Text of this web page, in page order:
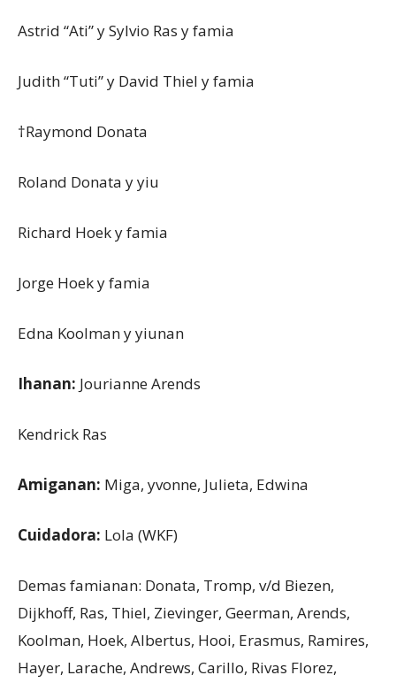
Astrid “Ati” y Sylvio Ras y famia
Judith “Tuti” y David Thiel y famia
†Raymond Donata
Roland Donata y yiu
Richard Hoek y famia
Jorge Hoek y famia
Edna Koolman y yiunan
Ihanan: Jourianne Arends
Kendrick Ras
Amiganan: Miga, yvonne, Julieta, Edwina
Cuidadora: Lola (WKF)
Demas famianan: Donata, Tromp, v/d Biezen,
Dijkhoff, Ras, Thiel, Zievinger, Geerman, Arends,
Koolman, Hoek, Albertus, Hooi, Erasmus, Ramires,
Hayer, Larache, Andrews, Carillo, Rivas Florez,